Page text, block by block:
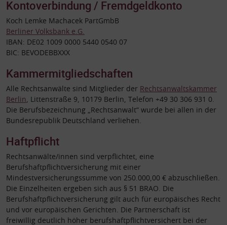
Kontoverbindung / Fremdgeldkonto
Koch Lemke Machacek PartGmbB
Berliner Volksbank e.G.
IBAN: DE02 1009 0000 5440 0540 07
BIC: BEVODEBBXXX
Kammermitgliedschaften
Alle Rechtsanwälte sind Mitglieder der Rechtsanwaltskammer
Berlin , Littenstraße 9, 10179 Berlin, Telefon +49 30 306 931 0.
Die Berufsbezeichnung „Rechtsanwalt“ wurde bei allen in der
Bundesrepublik Deutschland verliehen.
Haftpflicht
Rechtsanwälte/innen sind verpflichtet, eine
Berufshaftpflichtversicherung mit einer
Mindestversicherungssumme von 250.000,00 € abzuschließen.
Die Einzelheiten ergeben sich aus § 51 BRAO. Die
Berufshaftpflichtversicherung gilt auch für europäisches Recht
und vor europäischen Gerichten. Die Partnerschaft ist
freiwillig deutlich höher berufshaftpflichtversichert bei der